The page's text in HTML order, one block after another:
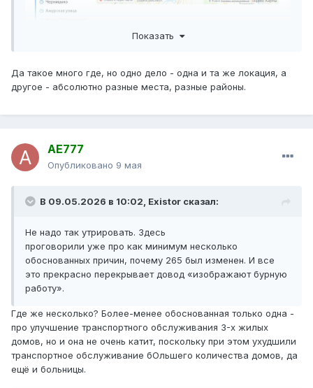
Показать
Да такое много где, но одно дело - одна и та же локация, а
другое - абсолютно разные места, разные районы.
AE777
Опубликовано 9 мая
В 09.05.2026 в 10:02, Existor сказал:
Не надо так утрировать. Здесь
проговорили уже про как минимум несколько
обоснованных причин, почему 265 был изменен. И все
это прекрасно перекрывает довод «изображают бурную
работу».
Где же несколько? Более-менее обоснованная только одна -
про улучшение транспортного обслуживания 3-х жилых
домов, но и она не очень катит, поскольку при этом ухудшили
транспортное обслуживание бОльшего количества домов, да
ещё и больницы.